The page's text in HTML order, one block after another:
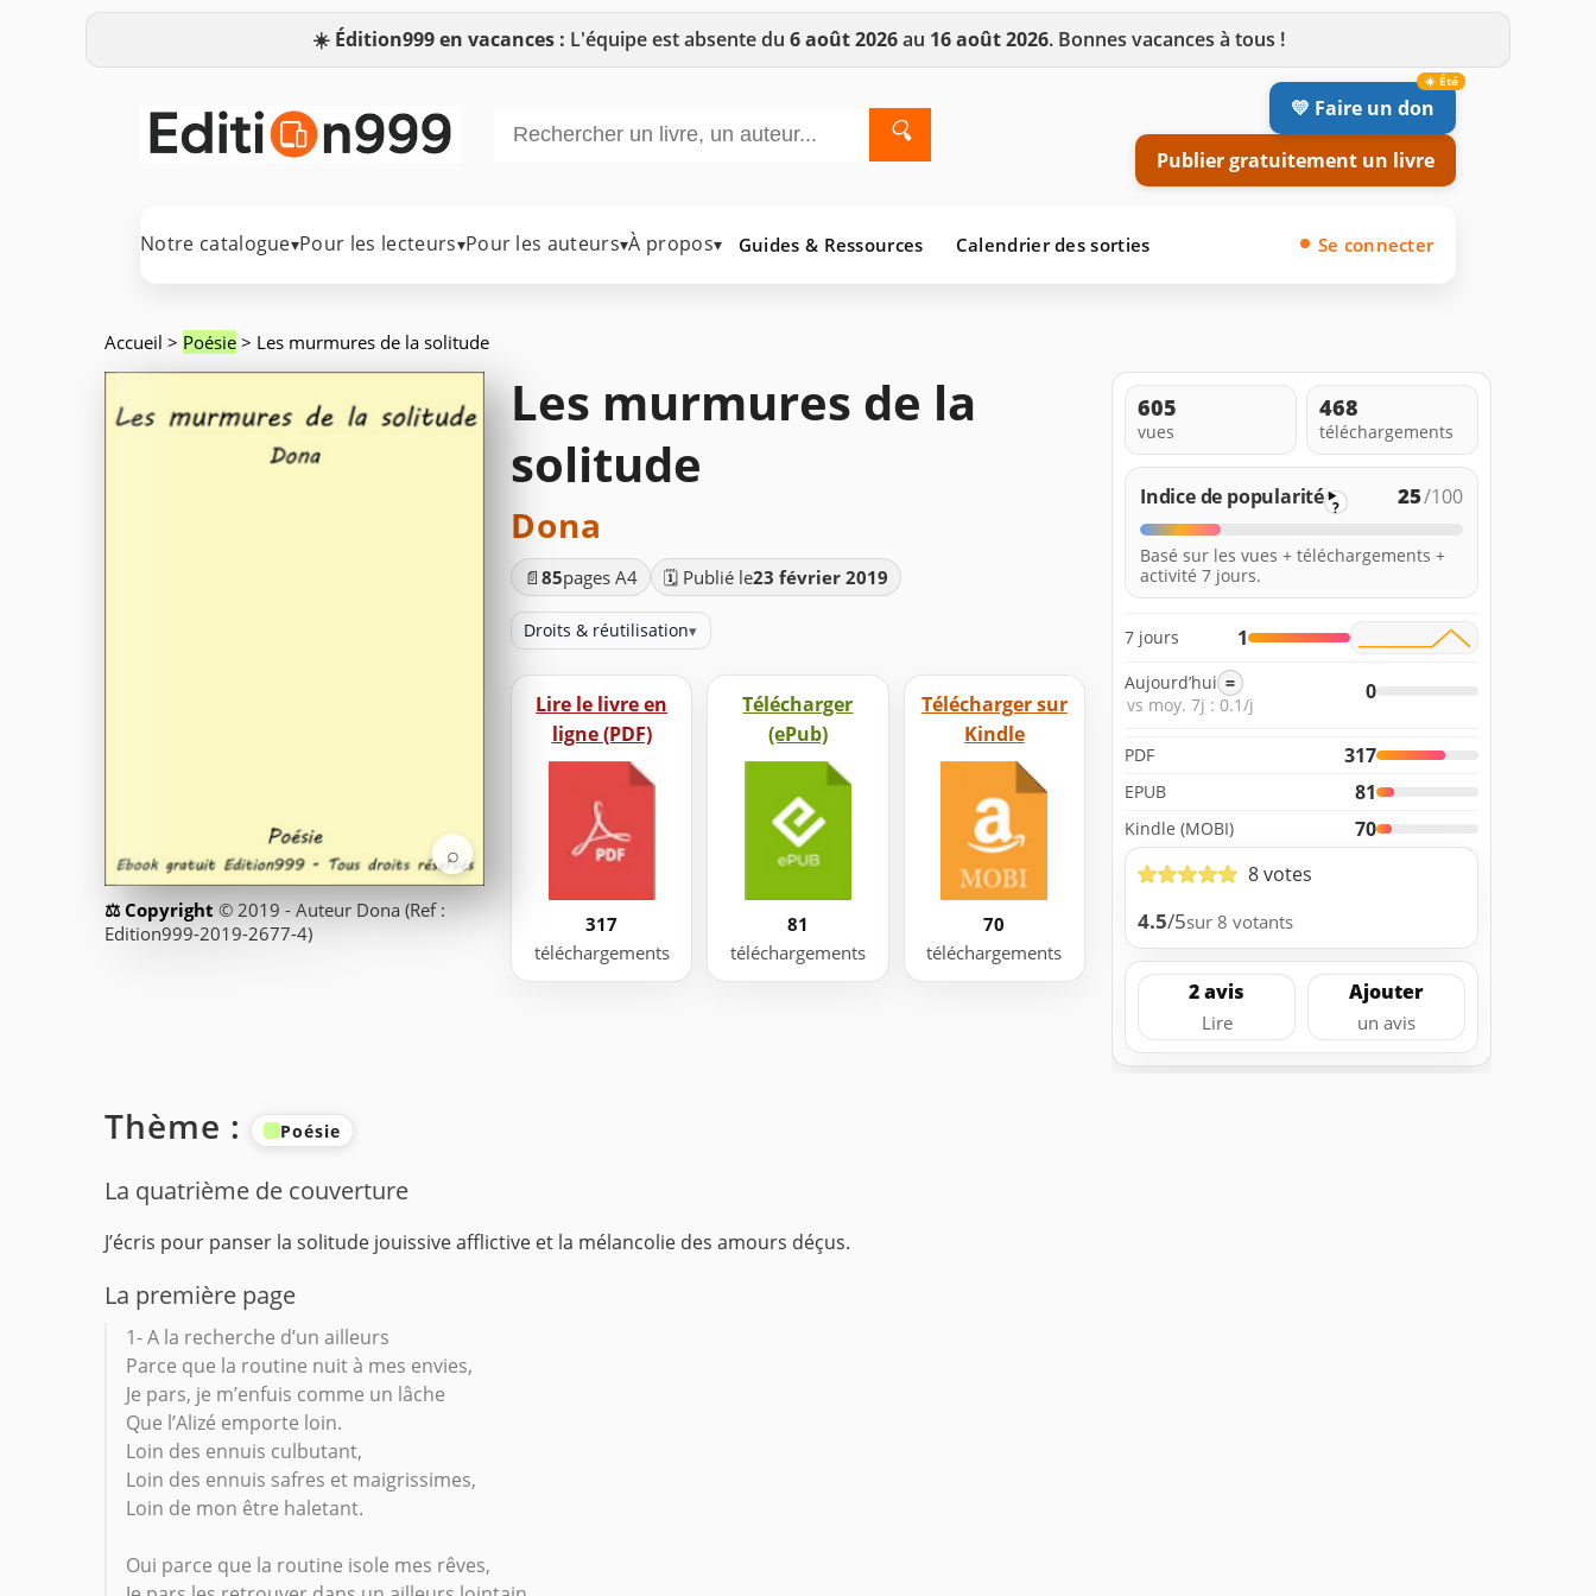
☀️ Édition999 en vacances : L'équipe est absente du 6 août 2026au 16 août 2026. Bonnes vacances à tous !
🔍
💛 Faire un don
Publier gratuitement un livre
Notre catalogue▾Pour les lecteurs▾Pour les auteurs▾À propos▾ Guides & Ressources Calendrier des sorties Se connecter
Accueil > Poésie > Les murmures de la solitude
⌕
© 2019 - Auteur Dona (Ref :
Edition999-2019-2677-4)
Les murmures de la
solitude
Dona
📄 85pages A4 🗓️ Publié le23 février 2019
Droits & réutilisation▾
Lire le livre en
ligne (PDF)
317
téléchargements
Télécharger
(ePub)
81
téléchargements
Télécharger sur
Kindle
70
téléchargements
605
vues
468
téléchargements
Indice de popularité ? 25/100
Basé sur les vues + téléchargements +
activité 7 jours.
7 jours 1
Aujourd’hui =
vs moy. 7j : 0.1/j
0
PDF 317
EPUB 81
Kindle (MOBI)
70
8 votes
4.5/5sur 8 votants
2 avis
Lire
Ajouter
un avis
Thème : Poésie
La quatrième de couverture
J’écris pour panser la solitude jouissive afflictive et la mélancolie des amours déçus.
La première page
1- A la recherche d’un ailleurs
Parce que la routine nuit à mes envies,
Je pars, je m’enfuis comme un lâche
Que l’Alizé emporte loin.
Loin des ennuis culbutant,
Loin des ennuis safres et maigrissimes,
Loin de mon être haletant.
Oui parce que la routine isole mes rêves,